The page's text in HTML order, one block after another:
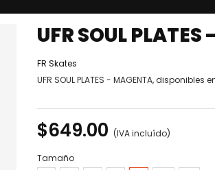
UFR SOUL
FR Skates
UFR SOUL PLATES - MAGENTA,
$649.00 (IVA incluído)
Tamaño